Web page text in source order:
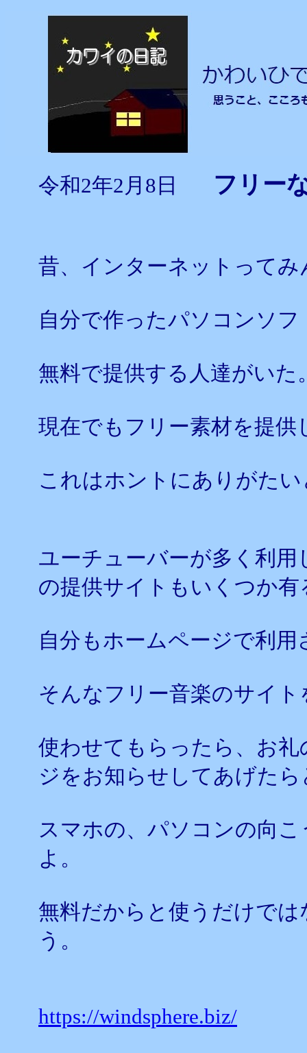
令和2年2月8日 フリー
昔、インターネットって
自分で作ったパソコンソ
無料で提供する人達がいた
現在でもフリー素材を提
これはホントにありがた
ユーチューバーが多く利
の提供サイトもいくつか有
自分もホームページで利
そんなフリー音楽のサイ
使わせてもらったら、お
ジをお知らせしてあげた
スマホの、パソコンの向
よ。
無料だからと使うだけで
う。
https://windsphere.biz/